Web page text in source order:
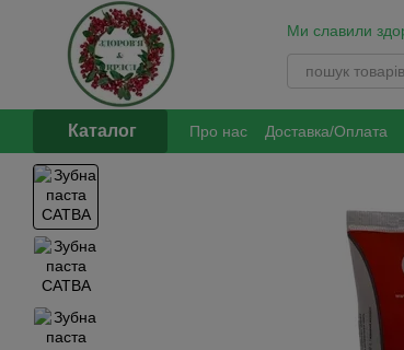
Перейти до основного контенту
Ми славили
Каталог Про нас Доставка/Оплата
Обмін та повернення